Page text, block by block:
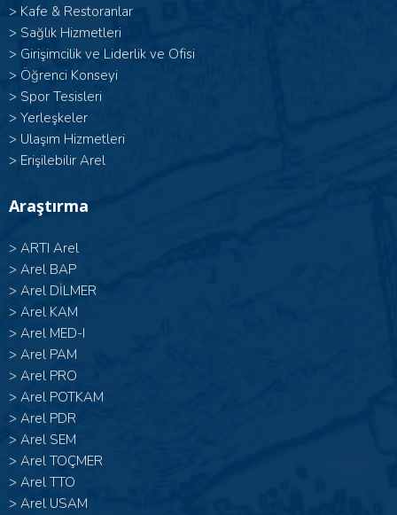
> Kafe & Restoranlar
> Sağlık Hizmetleri
> Girişimcilik ve Liderlik ve Ofisi
> Öğrenci Konseyi
> Spor Tesisleri
> Yerleşkeler
> Ulaşım Hizmetleri
> Erişilebilir Arel
Araştırma
> ARTI Arel
> Arel BAP
> Arel DİLMER
> Arel KAM
> Arel MED-I
> Arel PAM
> Arel PRO
> Arel POTKAM
> Arel PDR
> Arel SEM
> Arel TOÇMER
> Arel TTO
> Arel USAM